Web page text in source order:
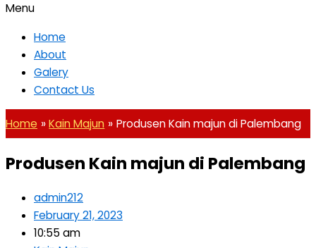
Menu
Home
About
Galery
Contact Us
Home Kain Majun Produsen Kain majun di Palembang
Produsen Kain majun di Palembang
admin212
February 21, 2023
10:55 am